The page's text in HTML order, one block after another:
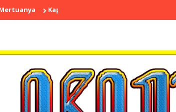
Kapolres Probolinggo Pimpin Pemadaman